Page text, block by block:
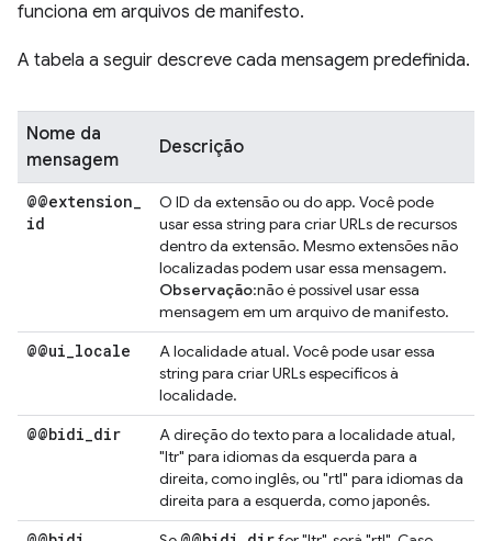
funciona em arquivos de manifesto.
A tabela a seguir descreve cada mensagem predefinida.
Nome da
mensagem
Descrição
@@extension_
id
O ID da extensão ou do app. Você pode
usar essa string para criar URLs de recursos
dentro da extensão. Mesmo extensões não
localizadas podem usar essa mensagem.
Observação:não é possível usar essa
mensagem em um arquivo de manifesto.
@@ui_locale
A localidade atual. Você pode usar essa
string para criar URLs específicos à
localidade.
@@bidi_dir
A direção do texto para a localidade atual,
"ltr" para idiomas da esquerda para a
direita, como inglês, ou "rtl" para idiomas da
direita para a esquerda, como japonês.